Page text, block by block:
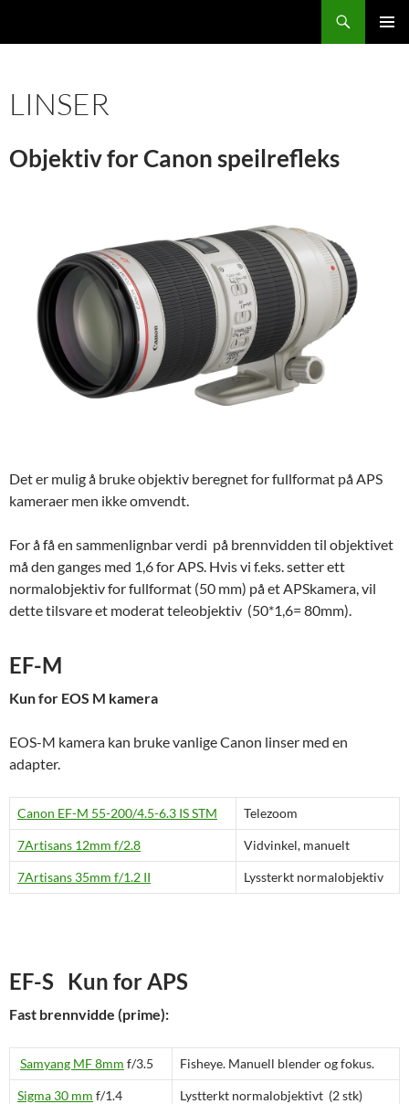
LINSER
Objektiv for Canon speilrefleks
Det er mulig å bruke objektiv beregnet for fullformat på APS
kameraer men ikke omvendt.
For å få en sammenlignbar verdi på brennvidden til objektivet
må den ganges med 1,6 for APS. Hvis vi f.eks. setter ett
normalobjektiv for fullformat (50 mm) på et APSkamera, vil
dette tilsvare et moderat teleobjektiv (50*1,6= 80mm).
EF-M
Kun for EOS M kamera
EOS-M kamera kan bruke vanlige Canon linser med en
adapter.
Canon EF-M 55-200/4.5-6.3 IS STM Telezoom
7Artisans 12mm f/2.8 Vidvinkel, manuelt
7Artisans 35mm f/1.2 II Lyssterkt normalobjektiv
EF-S Kun for APS
Fast brennvidde (prime):
Samyang MF 8mm f/3.5 Fisheye. Manuell blender og fokus.
Sigma 30 mm f/1.4 Lystterkt normalobjektivt (2 stk)